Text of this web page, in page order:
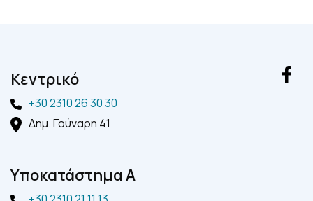
Kεντρικό
+30 2310 26 30 30
Δημ. Γούναρη 41
Yποκατάστημα A